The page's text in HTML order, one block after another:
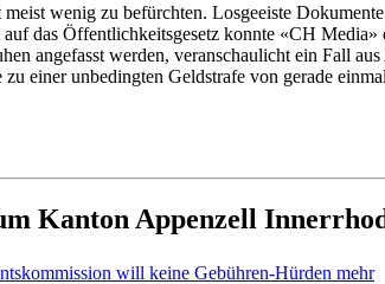
meist wenig zu befürchten. Losgeeiste
das Öffentlichkeitsgesetz konnte «CH
angefasst werden, veranschaulicht ein Fall
einer unbedingten Geldstrafe von gerade
Kanton Appenzell
will keine Gebühren-Hürden mehr